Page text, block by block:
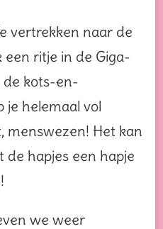
vertrekken naar de
een ritje in de Giga-
de kots-en-
je helemaal vol
menswezen! Het kan
hapjes een hapje
we weer